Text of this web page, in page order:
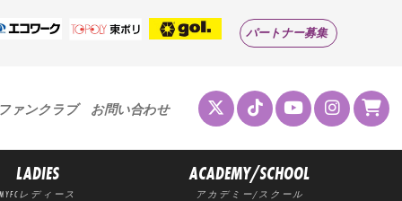
パートナー募集
ァンクラブ お問い合わせ
LADIES
レディース
ACADEMY/SCHOOL
アカデミー/スクール